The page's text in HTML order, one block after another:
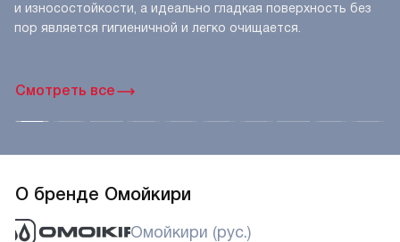
Смотреть все
и износостойкости, а идеально гладкая поверхность без
пор является гигиеничной и легко очищается.
О бренде Омойкири
Омойкири (рус.)